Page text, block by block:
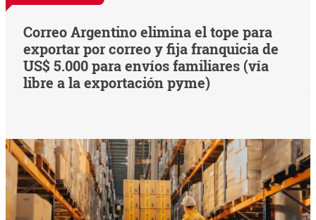
Correo Argentino elimina el tope para
exportar por correo y fija franquicia de
US$ 5.000 para envíos familiares (vía
libre a la exportación pyme)